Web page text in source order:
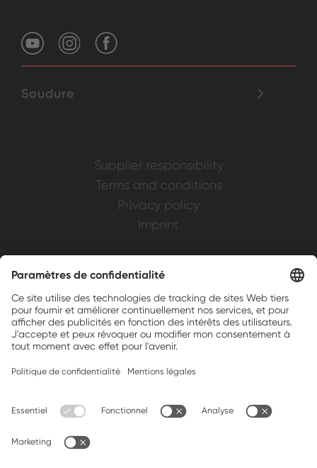
Soudure
Supplier responsibility
Terms and conditions
Privacy policy
Imprint
Brands, Inc.
Companion brands: